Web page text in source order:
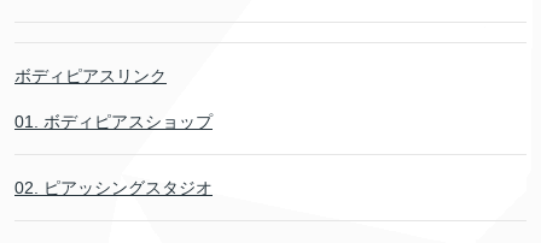
ボディピアスリンク
01. ボディピアスショップ
02. ピアッシングスタジオ